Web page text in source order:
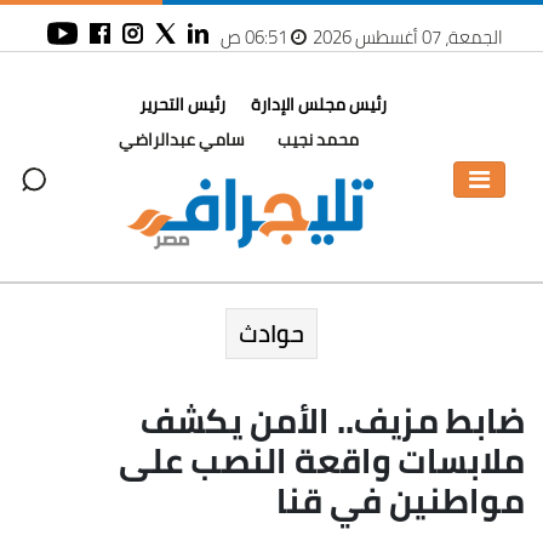
الجمعة، 07 أغسطس 2026
رئيس مجلس الإدارة
محمد نجيب
رئيس التحرير
سامي عبدالراضي
حوادث
ضابط مزيف.. الأمن يكشف
ملابسات واقعة النصب على
مواطنين في قنا